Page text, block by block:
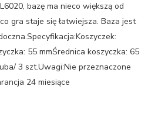
bazę ma nieco większą od
gra staje się łatwiejsza. Baza jest
55 mmŚrednica koszyczka: 65
3 szt.Uwagi:Nie przeznaczone
24 miesiące